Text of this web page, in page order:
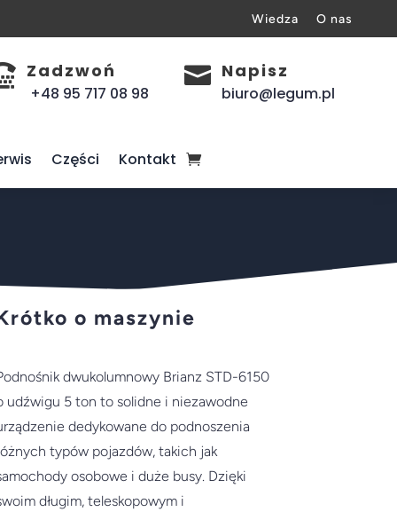
Wiedza O nas
Zadzwoń
+48 95 717 08 98
 Napisz
biuro@legum.pl
Części Kontakt
o maszynie
dwukolumnowy Brianz STD-6150
udźwigu 5 ton to solidne i niezawodne
dedykowane do podnoszenia
typów pojazdów, takich jak
osobowe i duże busy. Dzięki
długim, teleskopowym i